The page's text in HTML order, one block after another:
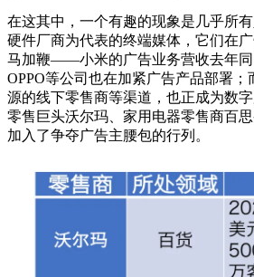
在这其中，一个有趣的现象是几乎所
硬件厂商为代表的终端媒体，它们在
马加鞭——小米的广告业务营收去年同
OPPO等公司也在加紧广告产品部署
源的线下零售商等渠道，也正成为数
零售巨头沃尔玛、家用电器零售商百
加入了争夺广告主腰包的行列。